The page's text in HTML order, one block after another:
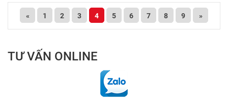
« 1 2 3 4 5 6 7 8 9 »
TƯ VẤN ONLINE